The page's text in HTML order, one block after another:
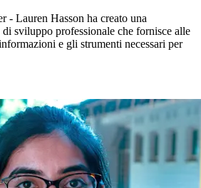
- Lauren Hasson ha creato una
sviluppo professionale che fornisce alle
e gli strumenti necessari per